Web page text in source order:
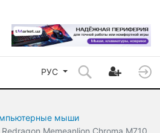
РУС
мыши
Memeanlion Chroma M710